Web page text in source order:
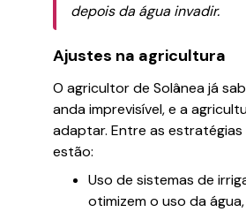
depois da água invadir.
Ajustes na agricultura
O agricultor de Solânea já
anda imprevisível, e a
adaptar. Entre as estratégias
estão:
Uso de sistemas de
otimizem o uso da